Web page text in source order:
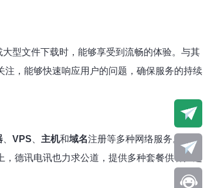
型文件下载时，能够享受到流畅的体验。与其
，能够快速响应用户的问题，确保服务的持续
VPS 主机和域名注册等多种网络服务。用户
德讯电讯也力求公道，提供多种套餐供客户选